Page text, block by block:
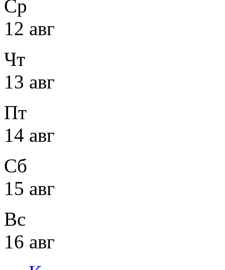
Ср
12 авг
Чт
13 авг
Пт
14 авг
Сб
15 авг
Вс
16 авг